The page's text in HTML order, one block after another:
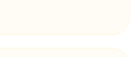
do que consegue
é ircólatra, e suas
tentativa; digite DIR *.* E
ao telefone, o usuário
certo? Você me